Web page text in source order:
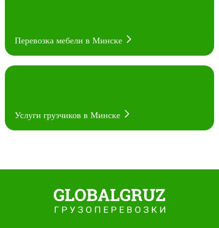
Перевозка мебели в Минске
Услуги грузчиков в Минске